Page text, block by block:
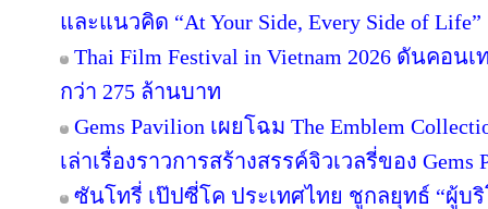
และแนวคิด “At Your Side, Every Side of Life”
Thai Film Festival in Vietnam 2026 ดันคอน
กว่า 275 ล้านบาท
Gems Pavilion เผยโฉม The Emblem
เล่าเรื่องราวการสร้างสรรค์จิวเวลรี่ของ
ซันโทรี่ เป๊ปซี่โค ประเทศไทย ชูกลยุทธ์ “ผู้บ